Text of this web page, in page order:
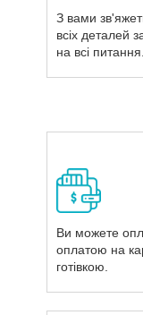
З вами
всіх деталей
на всі питання.
Ви можете
оплатою на
готівкою.